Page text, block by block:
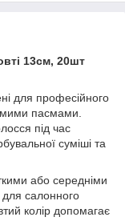
13см, 20шт
для професійного
пасмами.
під час
суміші та
або середніми
для салонного
колір допомагає